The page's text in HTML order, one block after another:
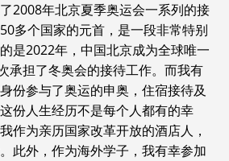
2008年北京夏季奥运会一系列的接
多个国家的元首，是一段非常特别
是2022年，中国北京成为全球唯一
承担了冬奥会的接待工作。而我有
份参与了奥运的申奥，住宿接待及
份人生经历不是每个人都有的幸
作为亲历国家改革开放的酒店人，
此外，作为海外学子，我有幸参加